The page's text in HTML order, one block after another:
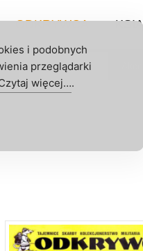
ODKRYWCA
Odkrywca
i podobnych
przeglądarki
więcej….